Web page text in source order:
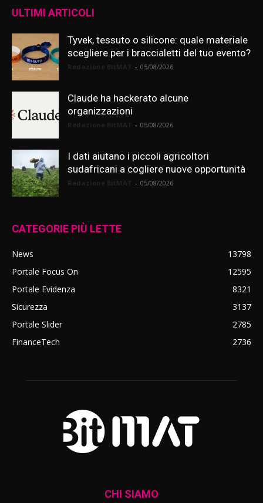
ULTIMI ARTICOLI
Tyvek, tessuto o silicone: quale materiale
scegliere per i braccialetti del tuo evento?
- 05/08/2026
Claude ha hackerato alcune
organizzazioni
- 05/08/2026
I dati aiutano i piccoli agricoltori
sudafricani a cogliere nuove opportunità
- 05/08/2026
CATEGORIE PIÙ LETTE
News
13798
Portale Focus On
12595
Portale Evidenza
8321
Sicurezza
3137
Portale Slider
2785
FinanceTech
2736
CHI SIAMO